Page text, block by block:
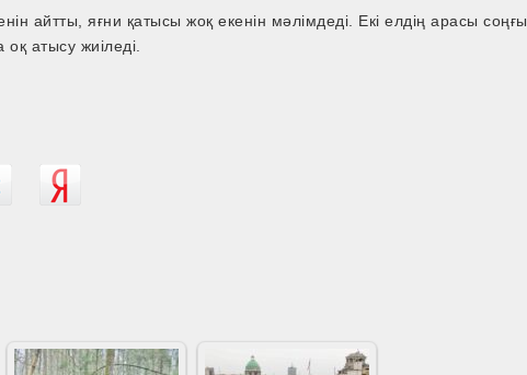
айтты, яғни қатысы жоқ екенін мәлімдеді. Екі елдің арасы соңғы
атысу жиіледі.